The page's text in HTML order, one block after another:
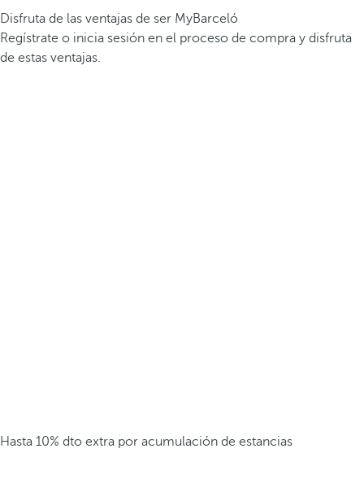
Disfruta de las ventajas de ser MyBarceló
Regístrate o inicia sesión en el proceso de compra y disfruta
de estas ventajas.
Hasta 10% dto extra por acumulación de estancias